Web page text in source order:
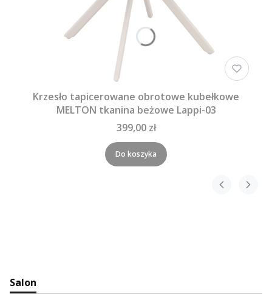
Krzesło tapicerowane obrotowe kubełkowe
MELTON tkanina beżowe Lappi-03
399,00 zł
Do koszyka
Salon